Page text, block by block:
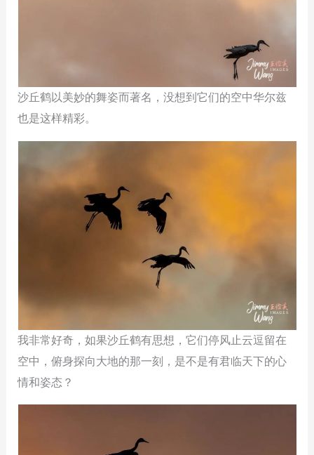
沙丘鹤以美妙的舞姿而著名，没想到它们的空中华尔兹
也是这样精彩。
我非常好奇，如果沙丘鹤有思想，它们停风止云逗留在
空中，俯身探向大地的那一刻，是不是有君临天下的心
情和姿态？